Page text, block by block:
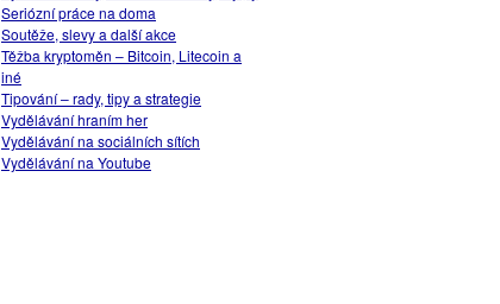
Seriózní práce na doma
Soutěže, slevy a další akce
Těžba kryptoměn – Bitcoin, Litecoin a
iné
Tipování – rady, tipy a strategie
Vydělávání hraním her
Vydělávání na sociálních sítích
Vydělávání na Youtube